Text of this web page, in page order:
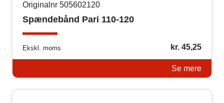
Originalnr 505602120
Spændebånd Pari 110-120
Ekskl. moms kr.45,25
Se mere